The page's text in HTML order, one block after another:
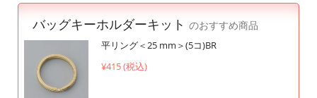
バッグキーホルダーキット のおすすめ商品
平リング＜25 mm＞(5コ)BR
¥415 (税込)